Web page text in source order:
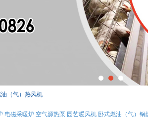
（气）热风机
电磁采暖炉 空气源热泵 园艺暖风机 卧式燃油（气）锅